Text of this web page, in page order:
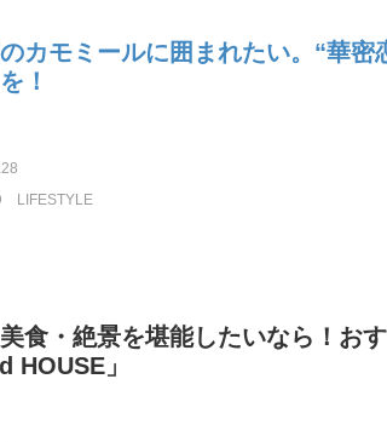
カモミールに囲まれたい。“華密
！
LIFESTYLE
食・絶景を堪能したいなら！お
HOUSE」